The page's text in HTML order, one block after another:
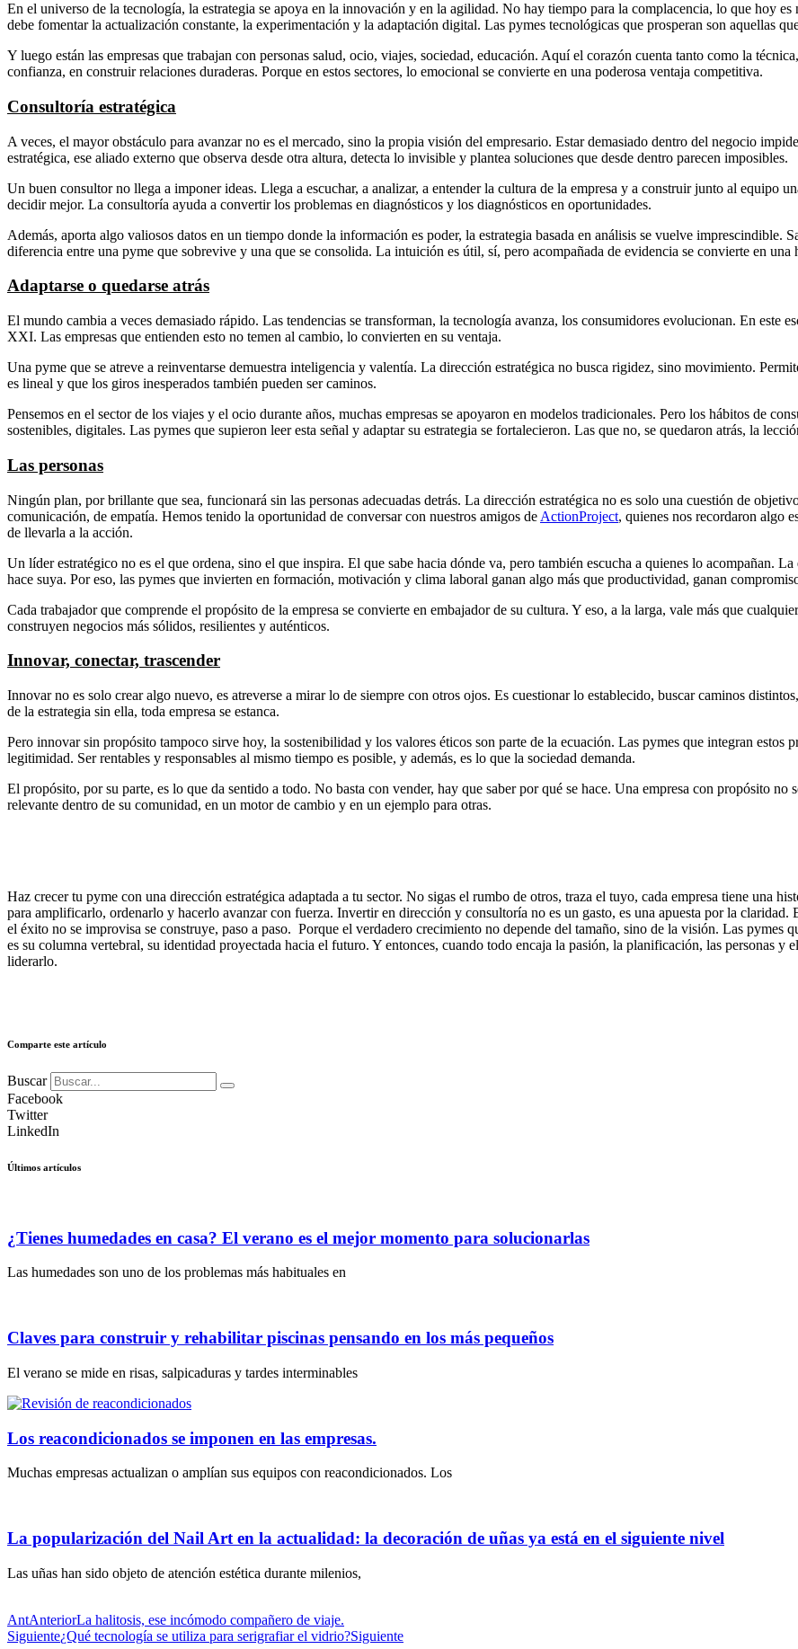
En el universo de la tecnología, la estrategia se apoya en la innovación y en la agilidad. No hay tiempo para la complacencia, lo que hoy
debe fomentar la actualización constante, la experimentación y la adaptación digital. Las pymes tecnológicas que prosperan son aquellas
Y luego están las empresas que trabajan con personas salud, ocio, viajes, sociedad, educación. Aquí el corazón cuenta tanto como la
confianza, en construir relaciones duraderas. Porque en estos sectores, lo emocional se convierte en una poderosa ventaja competitiva.
Consultoría estratégica
A veces, el mayor obstáculo para avanzar no es el mercado, sino la propia visión del empresario. Estar demasiado dentro del negocio
estratégica, ese aliado externo que observa desde otra altura, detecta lo invisible y plantea soluciones que desde dentro parecen imposibles.
Un buen consultor no llega a imponer ideas. Llega a escuchar, a analizar, a entender la cultura de la empresa y a construir junto al equipo
decidir mejor. La consultoría ayuda a convertir los problemas en diagnósticos y los diagnósticos en oportunidades.
Además, aporta algo valiosos datos en un tiempo donde la información es poder, la estrategia basada en análisis se vuelve imprescindible.
diferencia entre una pyme que sobrevive y una que se consolida. La intuición es útil, sí, pero acompañada de evidencia se convierte en una
Adaptarse o quedarse atrás
El mundo cambia a veces demasiado rápido. Las tendencias se transforman, la tecnología avanza, los consumidores evolucionan. En este
XXI. Las empresas que entienden esto no temen al cambio, lo convierten en su ventaja.
Una pyme que se atreve a reinventarse demuestra inteligencia y valentía. La dirección estratégica no busca rigidez, sino movimiento.
es lineal y que los giros inesperados también pueden ser caminos.
Pensemos en el sector de los viajes y el ocio durante años, muchas empresas se apoyaron en modelos tradicionales. Pero los hábitos de
sostenibles, digitales. Las pymes que supieron leer esta señal y adaptar su estrategia se fortalecieron. Las que no, se quedaron atrás, la
Las personas
Ningún plan, por brillante que sea, funcionará sin las personas adecuadas detrás. La dirección estratégica no es solo una cuestión de
comunicación, de empatía. Hemos tenido la oportunidad de conversar con nuestros amigos de ActionProject, quienes nos recordaron algo
de llevarla a la acción.
Un líder estratégico no es el que ordena, sino el que inspira. El que sabe hacia dónde va, pero también escucha a quienes lo acompañan.
hace suya. Por eso, las pymes que invierten en formación, motivación y clima laboral ganan algo más que productividad, ganan
Cada trabajador que comprende el propósito de la empresa se convierte en embajador de su cultura. Y eso, a la larga, vale más que
construyen negocios más sólidos, resilientes y auténticos.
Innovar, conectar, trascender
Innovar no es solo crear algo nuevo, es atreverse a mirar lo de siempre con otros ojos. Es cuestionar lo establecido, buscar caminos
de la estrategia sin ella, toda empresa se estanca.
Pero innovar sin propósito tampoco sirve hoy, la sostenibilidad y los valores éticos son parte de la ecuación. Las pymes que integran estos
legitimidad. Ser rentables y responsables al mismo tiempo es posible, y además, es lo que la sociedad demanda.
El propósito, por su parte, es lo que da sentido a todo. No basta con vender, hay que saber por qué se hace. Una empresa con propósito
relevante dentro de su comunidad, en un motor de cambio y en un ejemplo para otras.
Haz crecer tu pyme con una dirección estratégica adaptada a tu sector. No sigas el rumbo de otros, traza el tuyo, cada empresa tiene una
para amplificarlo, ordenarlo y hacerlo avanzar con fuerza. Invertir en dirección y consultoría no es un gasto, es una apuesta por la claridad.
el éxito no se improvisa se construye, paso a paso. Porque el verdadero crecimiento no depende del tamaño, sino de la visión. Las pymes
es su columna vertebral, su identidad proyectada hacia el futuro. Y entonces, cuando todo encaja la pasión, la planificación, las personas y
liderarlo.
Comparte este artículo
Buscar
Facebook
Twitter
LinkedIn
Últimos artículos
¿Tienes humedades en casa? El verano es el mejor momento para solucionarlas
Las humedades son uno de los problemas más habituales en
Claves para construir y rehabilitar piscinas pensando en los más pequeños
El verano se mide en risas, salpicaduras y tardes interminables
Los reacondicionados se imponen en las empresas.
Muchas empresas actualizan o amplían sus equipos con reacondicionados. Los
La popularización del Nail Art en la actualidad: la decoración de uñas ya está en el siguiente nivel
Las uñas han sido objeto de atención estética durante milenios,
AntAnteriorLa halitosis, ese incómodo compañero de viaje.
Siguiente¿Qué tecnología se utiliza para serigrafiar el vidrio?Siguiente